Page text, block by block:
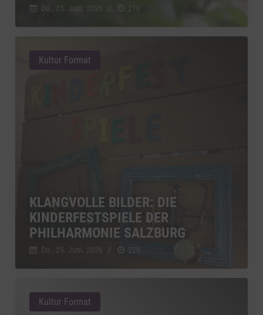
Do., 25. Juni. 2026 // 210
KLANGVOLLE BILDER: DIE
KINDERFESTSPIELE DER
PHILHARMONIE SALZBURG
Do., 25. Juni. 2026 // 220
Kultur Format
Kultur Format